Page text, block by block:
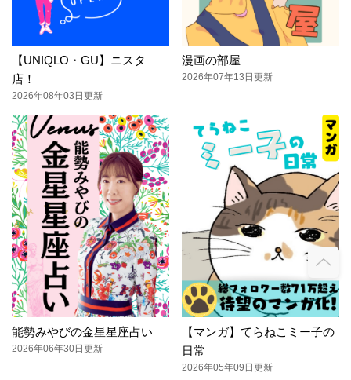
【UNIQLO・GU】ニスタ
店！
2026年08年03日更新
漫画の部屋
2026年07年13日更新
能勢みやびの金星星座占い
2026年06年30日更新
【マンガ】てらねこミー子の
日常
2026年05年09日更新